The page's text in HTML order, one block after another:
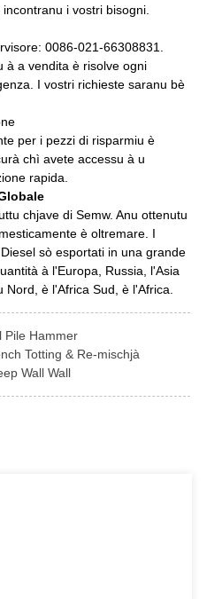
i vostri bisogni.
0086-021-66308831.
à a vendita è risolve ogni
I vostri richieste saranu bè
per i pezzi di risparmiu è
chì avete accessu à u
rapida.
chjave di Semw. Anu ottenutu
è oltremare. I
sò esportati in una grande
à l'Europa, Russia, l'Asia
Nord, è l'Africa Sud, è l'Africa.
Pile Hammer
Totting & Re-mischjà
Wall Wall